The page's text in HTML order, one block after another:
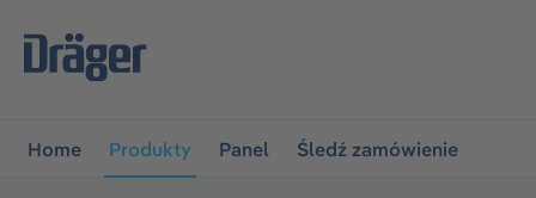
do głównej nawigacji
Home Produkty Panel Śledź zamówienie